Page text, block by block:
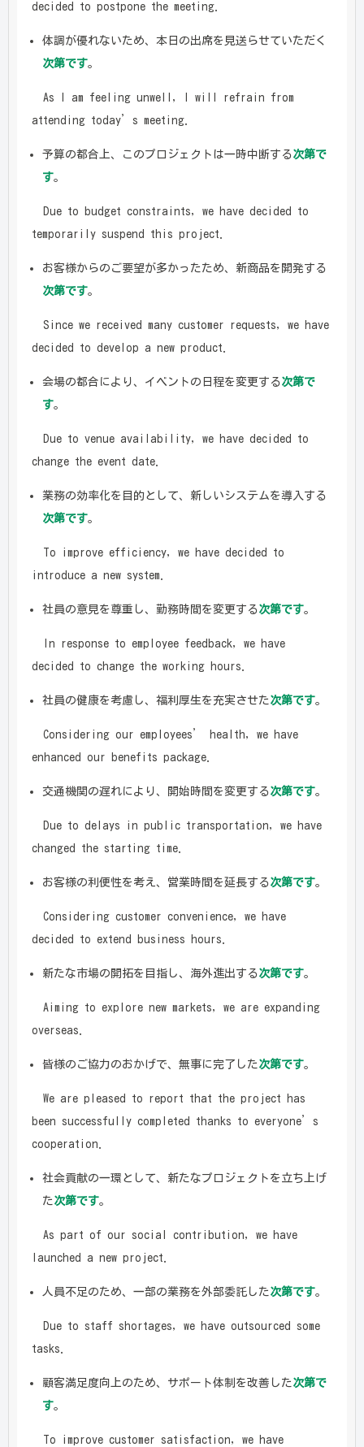
decided to postpone the meeting.
体調が優れないため、本日の出席を見送らせていただく
次第です。
As I am feeling unwell, I will refrain from
attending today’s meeting.
予算の都合上、このプロジェクトは一時中断する次第で
す。
Due to budget constraints, we have decided to
temporarily suspend this project.
お客様からのご要望が多かったため、新商品を開発する
次第です。
Since we received many customer requests, we have
decided to develop a new product.
会場の都合により、イベントの日程を変更する次第で
す。
Due to venue availability, we have decided to
change the event date.
業務の効率化を目的として、新しいシステムを導入する
次第です。
To improve efficiency, we have decided to
introduce a new system.
社員の意見を尊重し、勤務時間を変更する次第です。
In response to employee feedback, we have
decided to change the working hours.
社員の健康を考慮し、福利厚生を充実させた 次第です。
Considering our employees’ health, we have
enhanced our benefits package.
交通機関の遅れにより、開始時間を変更する次第です。
Due to delays in public transportation, we have
changed the starting time.
お客様の利便性を考え、営業時間を延長する次第です。
Considering customer convenience, we have
decided to extend business hours.
新たな市場の開拓を目指し、海外進出する次第です。
Aiming to explore new markets, we are expanding
overseas.
皆様のご協力のおかげで、無事に完了した 次第です。
We are pleased to report that the project has
been successfully completed thanks to everyone’s
cooperation.
社会貢献の一環として、新たなプロジェクトを立ち上げ
た 次第です。
As part of our social contribution, we have
launched a new project.
人員不足のため、一部の業務を外部委託した 次第です。
Due to staff shortages, we have outsourced some
tasks.
顧客満足度向上のため、サポート体制を改善した 次第で
す。
To improve customer satisfaction, we have